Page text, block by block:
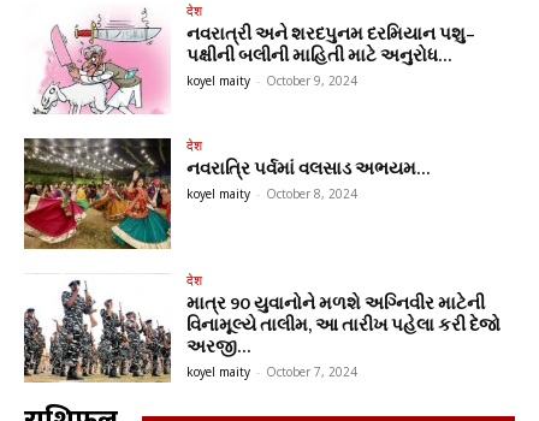
देश
નવરાત્રી અને શરદપુનમ દરમિયાન પશુ–
પક્ષીની બલીની માહિતી માટે અનુરોધ…
koyel maity - October 9, 2024
देश
નવરાત્રિ પર્વમાં વલસાડ અભયમ…
koyel maity - October 8, 2024
देश
માત્ર 90 યુવાનોને મળશે અગ્નિવીર માટેની
વિનામૂલ્યે તાલીમ, આ તારીખ પહેલા કરી દેજો
અરજી…
koyel maity - October 7, 2024